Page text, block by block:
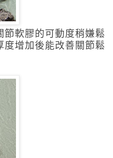
軟膠的可動度稍嫌鬆
度增加後能改善關節鬆